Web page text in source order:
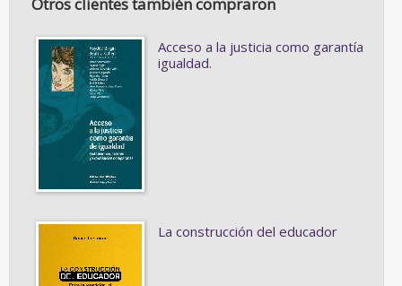
Acceso a la justicia como garantía
igualdad.
La construcción del educador